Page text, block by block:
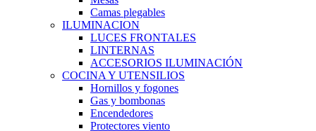
Camas plegables
ILUMINACION
LUCES FRONTALES
LINTERNAS
ACCESORIOS ILUMINACIÓN
COCINA Y UTENSILIOS
Hornillos y fogones
Gas y bombonas
Encendedores
Protectores viento